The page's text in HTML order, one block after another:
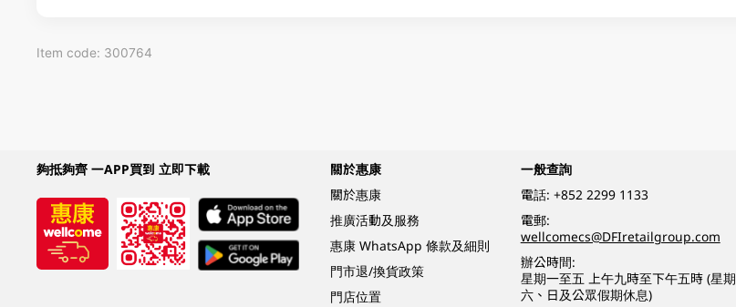
Item code: 300764
夠抵夠齊 一APP買到 立即下載
關於惠康
關於惠康
推廣活動及服務
惠康 WhatsApp 條款及細則
門市退/換貨政策
門店位置
一般查詢
電話: +852 2299 1133
電郵:
wellcomecs@DFIretailgroup.com
辦公時間:
星期一至五 上午九時至下午五時 (星期
六、日及公眾假期休息)